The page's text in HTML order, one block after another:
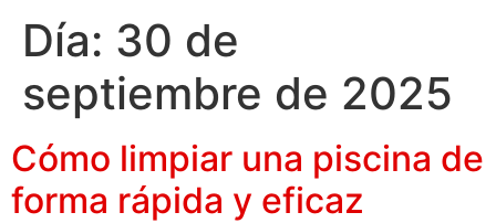
Día: 30 de
septiembre de 2025
Cómo limpiar una piscina de
forma rápida y eficaz